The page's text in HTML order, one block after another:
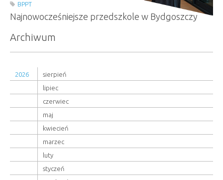
BPPT
Najnowocześniejsze przedszkole w Bydgoszczy
Archiwum
2026
sierpień
lipiec
czerwiec
maj
kwiecień
marzec
luty
styczeń